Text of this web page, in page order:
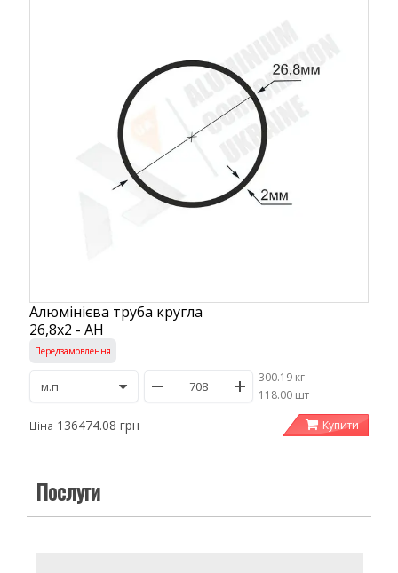
Алюмінієва труба кругла
26,8х2 - АН
Передзамовлення
300.19 кг
/118.00 шт
Ціна 136474.08 грн Купити
Послуги